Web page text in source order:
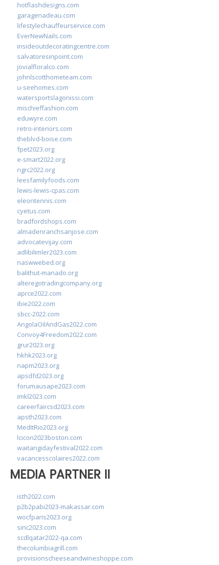
hotflashdesigns.com
garagenadeau.com
lifestylechauffeurservice.com
EverNewNails.com
insideoutdecoratingcentre.com
salvatoresinpoint.com
jovialfloralco.com
johnlscotthometeam.com
u-seehomes.com
watersportslagonissi.com
mischieffashion.com
eduwyre.com
retro-interiors.com
theblvd-boise.com
fpet2023.org
e-smart2022.org
ngrc2022.org
leesfamilyfoods.com
lewis-lewis-cpas.com
eleontennis.com
cyetus.com
bradfordshops.com
almadenranchsanjose.com
advocatevijay.com
adlibilimler2023.com
naswwebed.org
balithut-manado.org
alteregotradingcompany.org
aprce2022.com
ibie2022.com
sbcc-2022.com
AngolaOilAndGas2022.com
Convoy4Freedom2022.com
grur2023.org
hkhk2023.org
napm2023.org
apsdfd2023.org
forumausape2023.com
imkl2023.com
careerfaircsd2023.com
apsth2023.com
MedItRio2023.org
lcicon2023boston.com
waitangidayfestival2022.com
vacancesscolaires2022.com
MEDIA PARTNER II
isth2022.com
p2b2pabi2023-makassar.com
wocfparis2023.org
sinc2023.com
scdlqatar2022-qa.com
thecolumbiagrill.com
provisionscheeseandwineshoppe.com